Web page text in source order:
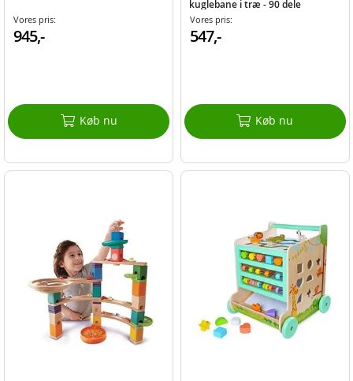
Vores pris:
945,-
Køb nu
kuglebane i træ - 90 dele
Vores pris:
547,-
Køb nu